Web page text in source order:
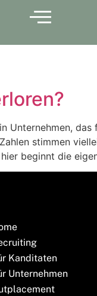
Unternehmen,
stimmen
beginnt die
Kanditaten
Unternehmen